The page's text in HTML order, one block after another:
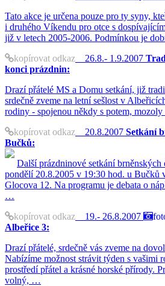
Tato akce je určena pouze pro ty syny,
i druhého Víkendu pro otce s
již v letech 2005-2006. Podmínkou je
kopírovat odkaz 26.8.- 1.9.2007
konci prázdnin:
Drazí přátelé MS a Domu setkání, již
srdečně zveme na letní sešlost v
rodiny - spojenou někdy s potem,
kopírovat odkaz 20.8.2007 Setkání
Bučků:
Další prázdninové setkání brněnských
pondělí 20.8.2005 v 19:30 hod. u Bučků
Glocova 12. Na programu je debata o
…
kopírovat odkaz 19.- 26.8.2007
Albeřice 3:
Drazí přátelé, srdečně vás zveme na
Nabízíme možnost strávit týden s vašimi
prostředí přátel a krásné horské přírody.
volný, …